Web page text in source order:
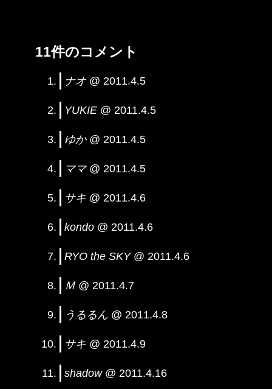
11件のコメント
ナオ @ 2011.4.5
YUKIE @ 2011.4.5
ゆか@ 2011.4.5
ママ@ 2011.4.5
サキ @ 2011.4.6
kondo @ 2011.4.6
RYO the SKY@ 2011.4.6
Ｍ @ 2011.4.7
うるるん @ 2011.4.8
サキ @ 2011.4.9
shadow@ 2011.4.16